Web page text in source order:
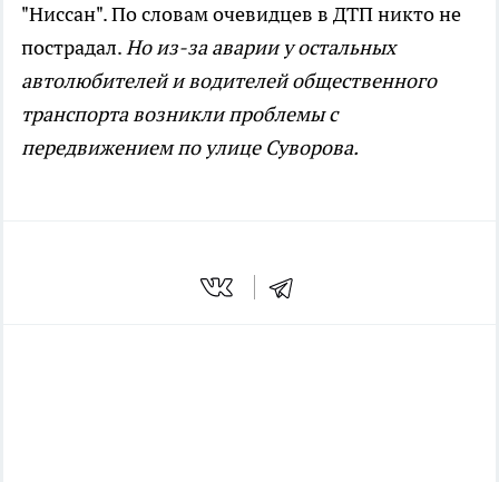
"Ниссан". По словам очевидцев в ДТП никто не
пострадал.Но из-за аварии у остальных
автолюбителей и водителей общественного
транспорта возникли проблемы с
передвижением по улице Суворова.